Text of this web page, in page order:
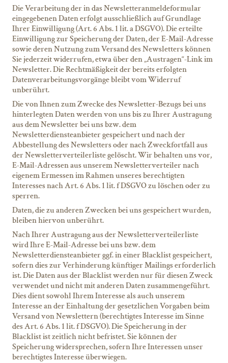
Die Verarbeitung der in das Newsletteranmeldeformular
eingegebenen Daten erfolgt ausschließlich auf Grundlage
Ihrer Einwilligung (Art. 6 Abs. 1 lit. a DSGVO). Die erteilte
Einwilligung zur Speicherung der Daten, der E-Mail-Adresse
sowie deren Nutzung zum Versand des Newsletters können
Sie jederzeit widerrufen, etwa über den „Austragen“-Link im
Newsletter. Die Rechtmäßigkeit der bereits erfolgten
Datenverarbeitungsvorgänge bleibt vom Widerruf
unberührt.
Die von Ihnen zum Zwecke des Newsletter-Bezugs bei uns
hinterlegten Daten werden von uns bis zu Ihrer Austragung
aus dem Newsletter bei uns bzw. dem
Newsletterdiensteanbieter gespeichert und nach der
Abbestellung des Newsletters oder nach Zweckfortfall aus
der Newsletterverteilerliste gelöscht. Wir behalten uns vor,
E-Mail-Adressen aus unserem Newsletterverteiler nach
eigenem Ermessen im Rahmen unseres berechtigten
Interesses nach Art. 6 Abs. 1 lit. f DSGVO zu löschen oder zu
sperren.
Daten, die zu anderen Zwecken bei uns gespeichert wurden,
bleiben hiervon unberührt.
Nach Ihrer Austragung aus der Newsletterverteilerliste
wird Ihre E-Mail-Adresse bei uns bzw. dem
Newsletterdiensteanbieter ggf. in einer Blacklist gespeichert,
sofern dies zur Verhinderung künftiger Mailings erforderlich
ist. Die Daten aus der Blacklist werden nur für diesen Zweck
verwendet und nicht mit anderen Daten zusammengeführt.
Dies dient sowohl Ihrem Interesse als auch unserem
Interesse an der Einhaltung der gesetzlichen Vorgaben beim
Versand von Newslettern (berechtigtes Interesse im Sinne
des Art. 6 Abs. 1 lit. f DSGVO). Die Speicherung in der
Blacklist ist zeitlich nicht befristet.Sie können der
Speicherung widersprechen, sofern Ihre Interessen unser
berechtigtes Interesse überwiegen.